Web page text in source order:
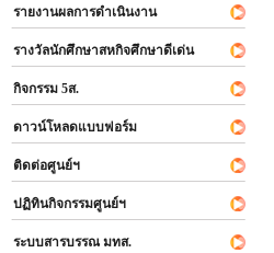
รายงานผลการดำเนินงาน
รางวัลนักศึกษาสหกิจศึกษาดีเด่น
กิจกรรม 5ส.
ดาวน์โหลดแบบฟอร์ม
ติดต่อศูนย์ฯ
ปฏิทินกิจกรรมศูนย์ฯ
ระบบสารบรรณ มทส.